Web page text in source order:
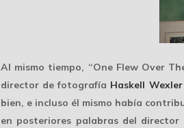
Al mismo tiempo, “One Flew Over
director de fotografía Haskell Wexler
bien, e incluso él mismo había
en posteriores palabras del